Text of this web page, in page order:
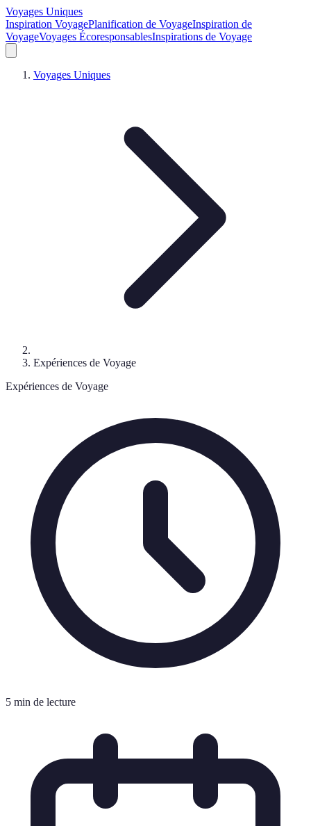
Voyages Uniques
Inspiration VoyagePlanification de VoyageInspiration de
VoyageVoyages ÉcoresponsablesInspirations de Voyage
Voyages Uniques
Expériences de Voyage
Expériences de Voyage
5 min de lecture